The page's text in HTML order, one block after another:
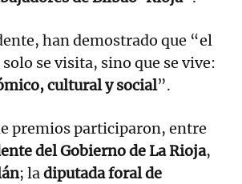
han demostrado que “el
se visita, sino que se vive:
cultural y social”.
premios participaron, entre
del Gobierno de La Rioja,
; ladiputada foral de